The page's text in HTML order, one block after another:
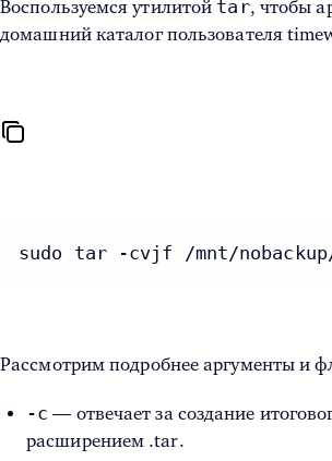
Воспользуемся утилитой tar, чтобы
домашний каталог пользователя
sudo tar -cvjf /mnt/
Рассмотрим подробнее аргументы и
-c — отвечает за создание
расширением .tar.